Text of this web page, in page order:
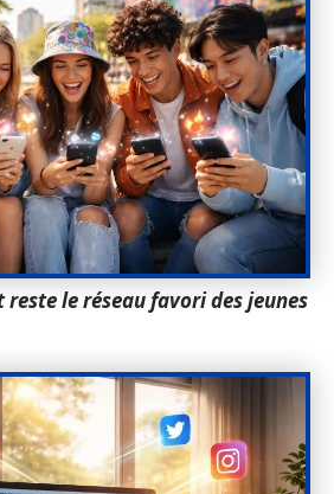
reste le réseau favori des jeunes